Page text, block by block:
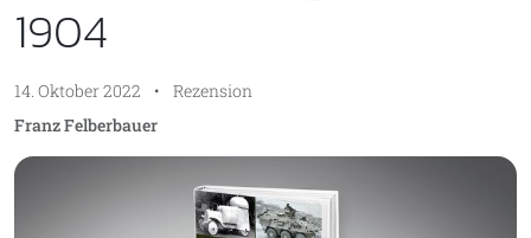
1904
14. Oktober 2022 •
Rezension
Franz Felberbauer